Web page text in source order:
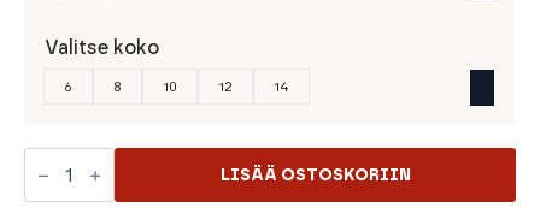
Valitse koko
6 8 10 12 14
Patagonia
W's
Dirt
LISÄÄ OSTOSKORIIN